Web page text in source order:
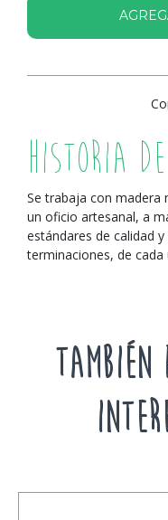
Historia
Se trabaja con madera
un oficio artesanal, a
estándares de calidad
terminaciones, de
TAMBIÉN